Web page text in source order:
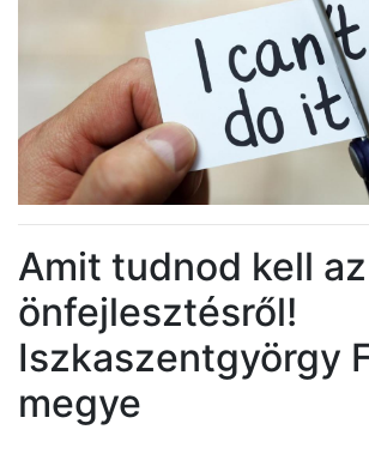
Amit tudnod kell az
önfejlesztésről!
Iszkaszentgyörgy
megye